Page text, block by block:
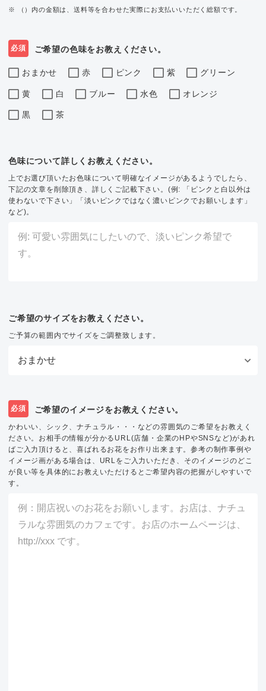
※ （）内の金額は、送料等を合わせた実際にお支払いいただく総額です。
必須 ご希望の色味をお教えください。
おまかせ 赤 ピンク 紫 グリーン
黄 白 ブルー 水色 オレンジ
黒 茶
色味について詳しくお教えください。
上でお選び頂いたお色味について明確なイメージがあるようでしたら、
下記の文章を削除頂き、詳しくご記載下さい。(例: 「ピンクと白以外は
使わないで下さい」「淡いピンクではなく濃いピンクでお願いします」
など)。
ご希望のサイズをお教えください。
ご予算の範囲内でサイズをご調整致します。
必須 ご希望のイメージをお教えください。
かわいい、シック、ナチュラル・・・などの雰囲気のご希望をお教えく
ださい。お相手の情報が分かるURL(店舗・企業のHPやSNSなど)があれ
ばご入力頂けると、喜ばれるお花をお作り出来ます。参考の制作事例や
イメージ画がある場合は、URLをご入力いただき、そのイメージのどこ
が良い等を具体的にお教えいただけるとご希望内容の把握がしやすいで
す。